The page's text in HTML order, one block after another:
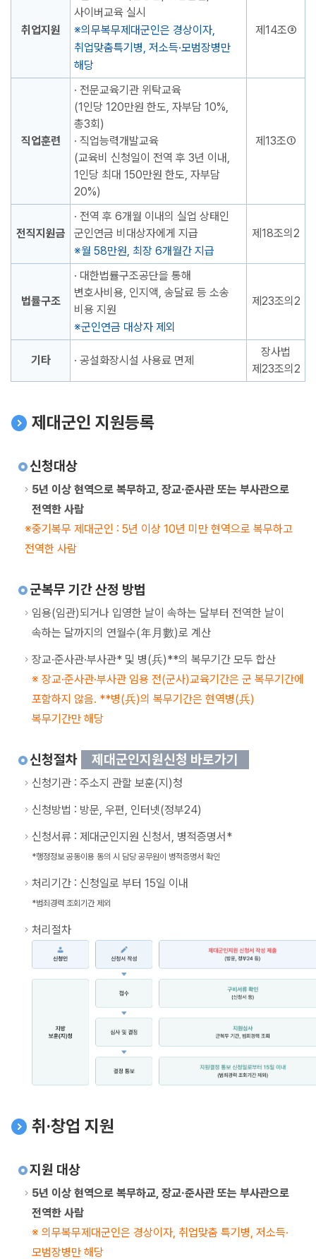
취업지원
사이버교육 실시
의무복무제대군인은 경상이자,
취업맞춤특기병, 저소득·모범장병만
해당
제14조③
직업훈련
· 전문교육기관 위탁교육
(1인당 120만원 한도, 자부담 10%,
총3회)
· 직업능력개발교육
(교육비 신청일이 전역 후 3년 이내,
1인당 최대 150만원 한도, 자부담
20%)
제13조①
전직지원금
· 전역 후 6개월 이내의 실업 상태인
군인연금 비대상자에게 지급
월 58만원, 최장 6개월간 지급
제18조의2
법률구조
· 대한법률구조공단을 통해
변호사비용, 인지액, 송달료 등 소송
비용 지원
군인연금 대상자 제외
제23조의2
기타 · 공설화장시설 사용료 면제
장사법
제23조의2
제대군인 지원등록
신청대상
5년 이상 현역으로 복무하고, 장교·준사관 또는 부사관으로
전역한 사람
중기복무 제대군인 : 5년 이상 10년 미만 현역으로 복무하고
전역한 사람
군복무 기간 산정 방법
임용(임관)되거나 입영한 날이 속하는 달부터 전역한 날이
속하는 달까지의 연월수(年月數)로 계산
장교·준사관·부사관* 및 병(兵)**의 복무기간 모두 합산
장교·준사관·부사관 임용 전(군사)교육기간은 군 복무기간에
포함하지 않음. **병(兵)의 복무기간은 현역병(兵)
복무기간만 해당
신청절차 제대군인지원신청 바로가기
신청기관 : 주소지 관할 보훈(지)청
신청방법 : 방문, 우편, 인터넷(정부24)
신청서류 : 제대군인지원 신청서, 병적증명서*
*행정정보 공동이용 동의 시 담당 공무원이 병적증명서 확인
처리기간 : 신청일로 부터 15일 이내
*범죄경력 조회기간 제외
처리절차
취·창업 지원
지원 대상
5년 이상 현역으로 복무하교, 장교·준사관 또는 부사관으로
전역한 사람
의무복무제대군인은 경상이자, 취업맞춤 특기병, 저소득·
모범장병만 해당